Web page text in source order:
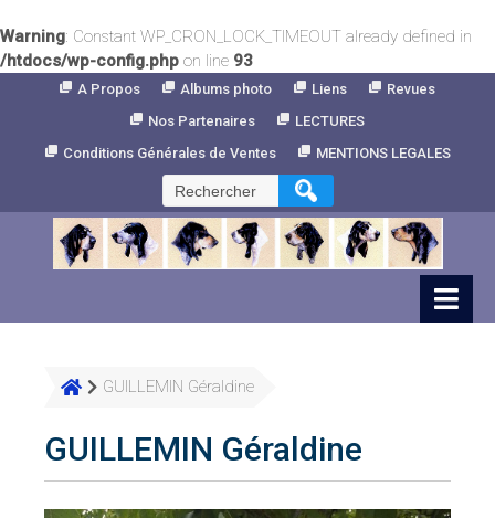
Warning: Constant WP_CRON_LOCK_TIMEOUT already defined in
/htdocs/wp-config.php on line 93
A Propos Albums photo Liens
Revues
Nos Partenaires
LECTURES
Conditions Générales de Ventes
MENTIONS LEGALES
Rechercher :
GUILLEMIN Géraldine
GUILLEMIN Géraldine